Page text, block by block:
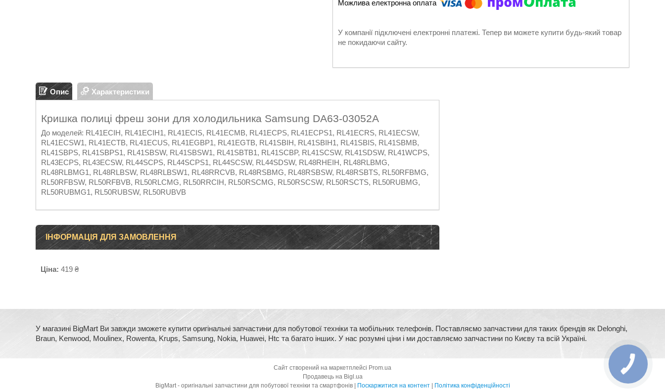
У компанії підключені електронні платежі. Тепер ви можете купити будь-який товар
не покидаючи сайту.
Опис Характеристики
Кришка полиці фреш зони для холодильника Samsung DA63-03052A
До моделей: RL41ECIH, RL41ECIH1, RL41ECIS, RL41ECMB, RL41ECPS, RL41ECPS1, RL41ECRS, RL41ECSW,
RL41ECSW1, RL41ECTB, RL41ECUS, RL41EGBP1, RL41EGTB, RL41SBIH, RL41SBIH1, RL41SBIS, RL41SBMB,
RL41SBPS, RL41SBPS1, RL41SBSW, RL41SBSW1, RL41SBTB1, RL41SCBP, RL41SCSW, RL41SDSW, RL41WCPS,
RL43ECPS, RL43ECSW, RL44SCPS, RL44SCPS1, RL44SCSW, RL44SDSW, RL48RHEIH, RL48RLBMG,
RL48RLBMG1, RL48RLBSW, RL48RLBSW1, RL48RRCVB, RL48RSBMG, RL48RSBSW, RL48RSBTS, RL50RFBMG,
RL50RFBSW, RL50RFBVB, RL50RLCMG, RL50RRCIH, RL50RSCMG, RL50RSCSW, RL50RSCTS, RL50RUBMG,
RL50RUBMG1, RL50RUBSW, RL50RUBVB
ІНФОРМАЦІЯ ДЛЯ ЗАМОВЛЕННЯ
Ціна: 419 ₴
У магазині BigMart Ви завжди зможете купити оригінальні запчастини для побутової техніки та мобільних телефонів. Поставляємо запчастини для таких брендів як Delonghi,
Braun, Kenwood, Moulinex, Rowenta, Krups, Samsung, Nokia, Huawei, Htc та багато інших. У нас розумні ціни і ми доставляємо запчастини по Києву та всій Україні.
Сайт створений на маркетплейсі Prom.ua
Продавець на Bigl.ua
Поскаржитися на контент Політика конфіденційності